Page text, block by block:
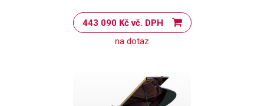
443 090 Kč vč. DPH
na dotaz